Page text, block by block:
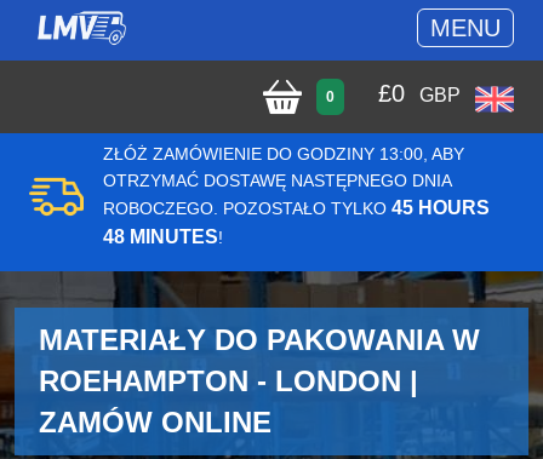
MENU
0 £0 GBP
ZŁÓŻ ZAMÓWIENIE DO GODZINY 13:00, ABY
OTRZYMAĆ DOSTAWĘ NASTĘPNEGO DNIA
ROBOCZEGO. POZOSTAŁO TYLKO 45 HOURS
48 MINUTES!
MATERIAŁY DO PAKOWANIA W
ROEHAMPTON - LONDON |
ZAMÓW ONLINE